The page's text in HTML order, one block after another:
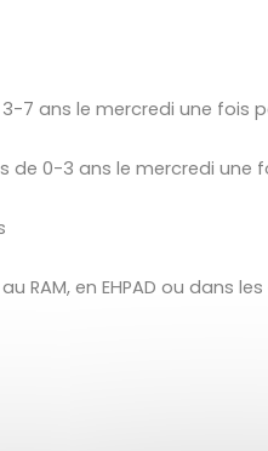
7 ans le mercredi une fois
de 0-3 ans le mercredi une
RAM, en EHPAD ou dans